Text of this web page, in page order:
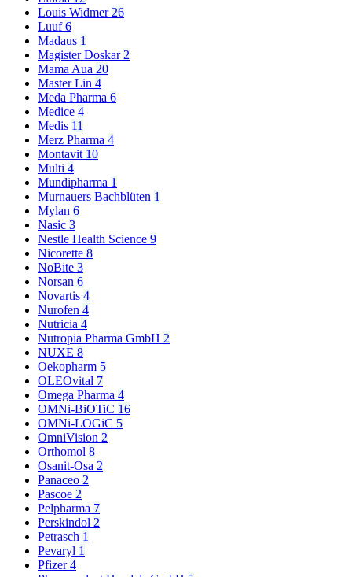
Louis Widmer 26
Luuf6
Madaus 1
Magister Doskar 2
Mama Aua 20
Master Lin 4
Meda Pharma 6
Medice 4
Medis 11
Merz Pharma 4
Montavit 10
Multi 4
Mundipharma 1
Murnauers Bachblüten 1
Mylan 6
Nasic 3
Nestle Health Science 9
Nicorette 8
NoBite 3
Norsan 6
Novartis 4
Nurofen 4
Nutricia 4
Nutropia Pharma GmbH 2
NUXE 8
Oekopharm 5
OLEOvital 7
Omega Pharma 4
OMNi-BiOTiC 16
OMNi-LOGiC 5
OmniVision 2
Orthomol 8
Osanit-Osa 2
Panaceo 2
Pascoe 2
Pelpharma 7
Perskindol 2
Petrasch 1
Pevaryl 1
Pfizer4